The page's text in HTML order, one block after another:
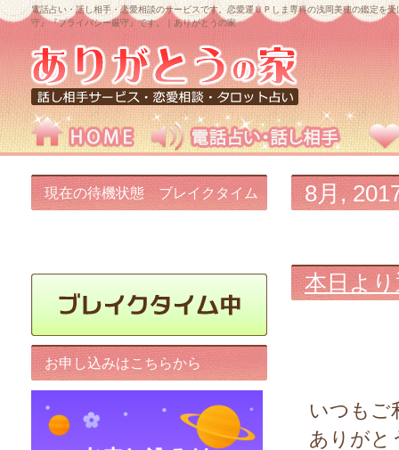
電話占い・話し相手・恋愛相談のサービスです。恋愛運ＵＰしま専科の浅岡美穂の鑑定
守』『プライバシー厳守』です。｜ありがとうの家
8月,
本日よ
いつもご
ありがと
現在の待機状態 ブレイクタイム
お申し込みはこちらから